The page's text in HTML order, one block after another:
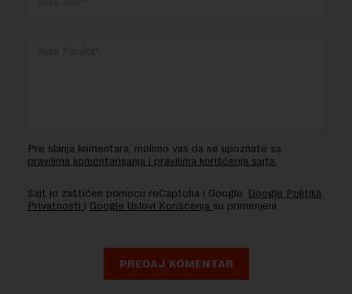
Pre slanja komentara, molimo vas da se upoznate sa
pravilima komentarisanja i pravilima korišćenja sajta.
Sajt je zaštićen pomocu reCaptcha i Google. Google Politika
Privatnosti i Google Uslovi Korišćenja su primenjeni.